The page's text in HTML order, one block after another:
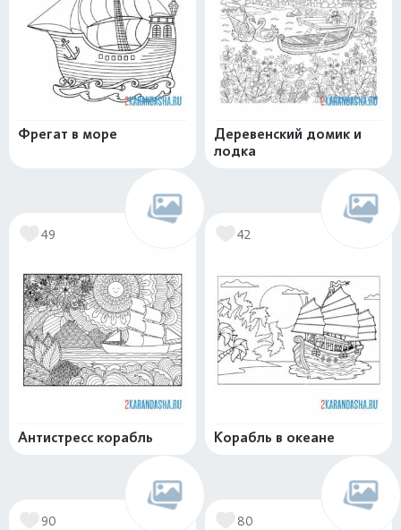
Фрегат в море
Деревенский домик и
лодка
49
Антистресс корабль
42
Корабль в океане
90 80